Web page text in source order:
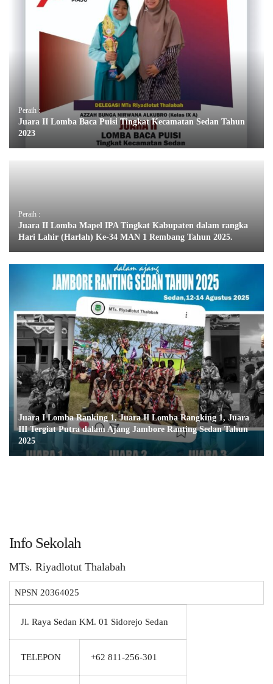
Peraih :
Juara II Lomba Baca Puisi Tingkat Kecamatan Sedan Tahun
2023
Peraih :
Juara II Lomba Mapel IPA Tingkat Kabupaten dalam rangka
Hari Lahir (Harlah) Ke-34 MAN 1 Rembang Tahun 2025.
Juara I Lomba Ranking 1, Juara II Lomba Rangking 1, Juara
III Tergiat Putra dalam Ajang Jambore Ranting Sedan Tahun
2025
Info Sekolah
MTs. Riyadlotut Thalabah
NPSN 20364025
Jl. Raya Sedan KM. 01 Sidorejo Sedan
TELEPON +62 811-256-301